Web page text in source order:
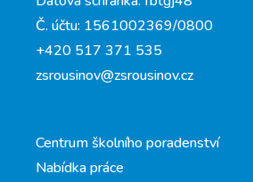
Č. účtu: 1561002369/0800
+420 517 371 535
zsrousinov@zsrousinov.cz
Centrum školního poradenství
Nabídka práce